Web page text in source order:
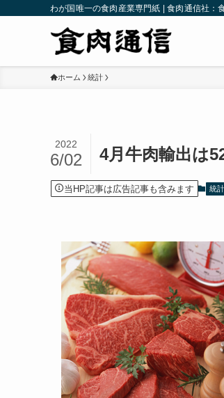
わが国唯一の食肉産業専門紙 | 食肉通信社：
ホーム 統計
4月牛肉輸出は
2022
6/02
当HP記事は広告記事も含みます 統計